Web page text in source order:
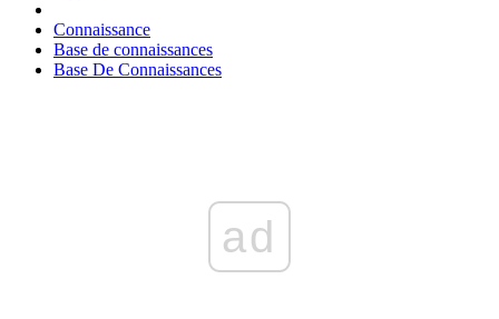
Connaissance
Base de connaissances
Base De Connaissances
ad